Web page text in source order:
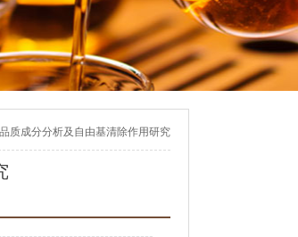
质成分分析及自由基清除作用研究